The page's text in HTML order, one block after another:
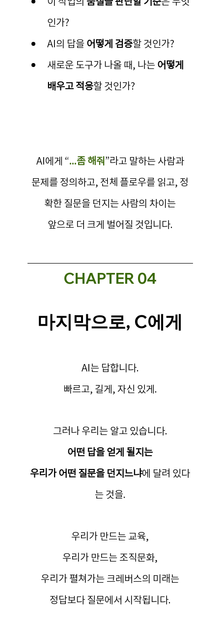
인가?
AI의 답을 어떻게 검증할 것인가?
새로운 도구가 나올 때, 나는 어떻게
배우고 적응할 것인가?
AI에게 “...좀 해줘”라고 말하는 사람과
문제를 정의하고, 전체 플로우를 읽고, 정
확한 질문을 던지는 사람의 차이는
앞으로 더 크게 벌어질 것입니다.
CHAPTER 04
마지막으로, C에게
AI는 답합니다.
빠르고, 길게, 자신 있게.
그러나 우리는 알고 있습니다.
어떤 답을 얻게 될지는
우리가 어떤 질문을 던지느냐에 달려 있다
는 것을.
우리가 만드는 교육,
우리가 만드는 조직문화,
우리가 펼쳐가는 크레버스의 미래는
정답보다 질문에서 시작됩니다.